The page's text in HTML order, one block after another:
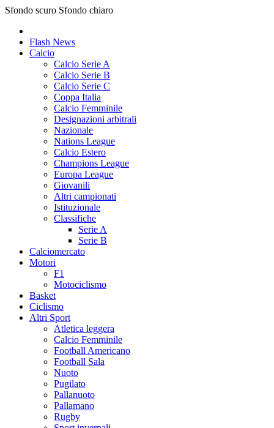
Sfondo scuro Sfondo chiaro
Flash News
Calcio
Calcio Serie A
Calcio Serie B
Calcio Serie C
Coppa Italia
Calcio Femminile
Designazioni arbitrali
Nazionale
Nations League
Calcio Estero
Champions League
Europa League
Giovanili
Altri campionati
Istituzionale
Classifiche
Serie A
Serie B
Calciomercato
Motori
F1
Motociclismo
Basket
Ciclismo
Altri Sport
Atletica leggera
Calcio Femminile
Football Americano
Football Sala
Nuoto
Pugilato
Pallanuoto
Pallamano
Rugby